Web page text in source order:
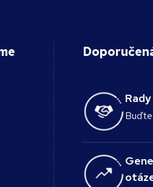
Buďte